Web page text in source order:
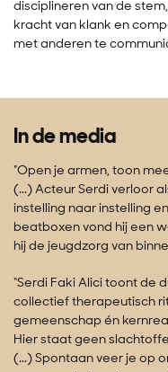
disciplineren van de
kracht van klank en
met anderen te
In de media
"Open je armen, toon
(...) Acteur Serdi verloor
instelling naar instelling
beatboxen vond hij een
hij de jeugdzorg van
“Serdi Faki Alici toont de
collectief therapeutisch
gemeenschap én
Hier staat geen
(...) Spontaan veer je op